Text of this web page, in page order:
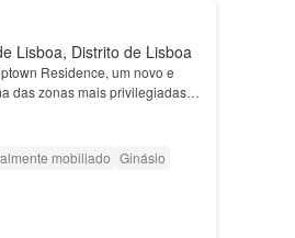
Lisboa, Distrito de Lisboa
Residence, um novo e
das zonas mais privilegiadas
e desejad…
mobiliado Ginásio